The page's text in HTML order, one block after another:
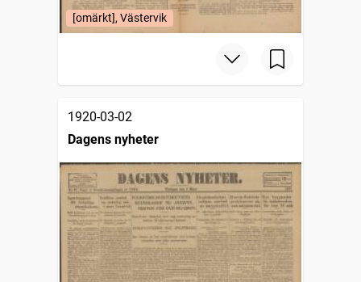
[omärkt], Västervik
1920-03-02
Dagens nyheter